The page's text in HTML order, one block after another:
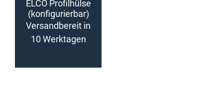
ELCO Profilhülse
(konfigurierbar)
Versandbereit in
10 Werktagen